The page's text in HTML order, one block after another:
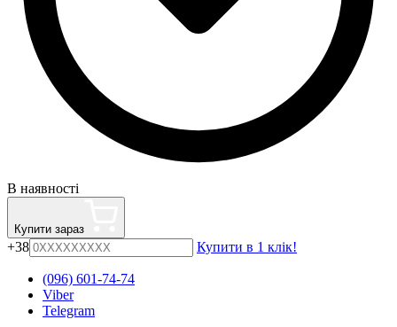
В наявності
Купити зараз
+38 Купити в 1 клік!
(096) 601-74-74
Viber
Telegram